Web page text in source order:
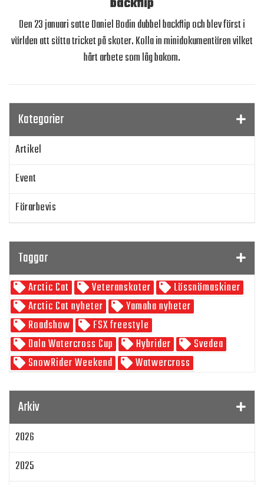
Den 23 januari satte Daniel Bodin dubbel backflip och blev först i
världen att sätta tricket på skoter. Kolla in minidokumentären vilket
hårt arbete som låg bakom.
Kategorier
Artikel
Event
Förarbevis
SnowRider TV
Skoterpodden
Taggar
Arctic Cat Veteranskoter
Lössnömaskiner
Arctic Cat nyheter
Yamaha nyheter
Roadshow
FSX freestyle
Dala Watercross Cup
Hybrider
Svedea
SnowRider Weekend
Watwercross
SnowRider Hoddie
pDrive
Zeppelinarn
Snöskoterkläder TOBE
FXR
Klim
Laga mat
Arkiv
2026
2025